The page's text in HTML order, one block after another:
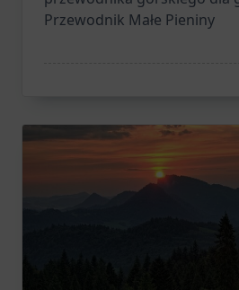
Przewodnik Małe Pieniny